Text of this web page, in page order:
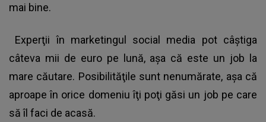
mai bine.
Experţii în marketingul social media pot câştiga
câteva mii de euro pe lună, aşa că este un job la
mare căutare. Posibilităţile sunt nenumărate, aşa că
aproape în orice domeniu îţi poţi găsi un job pe care
să îl faci de acasă.